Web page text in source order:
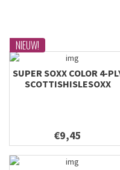
NIEUW!
SUPER SOXX COLOR 4-
SCOTTISHISLESOXX
€9,45